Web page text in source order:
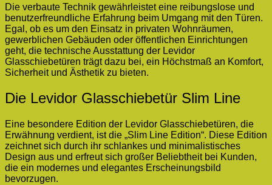
Die verbaute Technik gewährleistet eine reibungslose und
benutzerfreundliche Erfahrung beim Umgang mit den Türen.
Egal, ob es um den Einsatz in privaten Wohnräumen,
gewerblichen Gebäuden oder öffentlichen Einrichtungen
geht, die technische Ausstattung der Levidor
Glasschiebetüren trägt dazu bei, ein Höchstmaß an Komfort,
Sicherheit und Ästhetik zu bieten.
Die Levidor Glasschiebetür Slim Line
Eine besondere Edition der Levidor Glasschiebetüren, die
Erwähnung verdient, ist die „Slim Line Edition“. Diese Edition
zeichnet sich durch ihr schlankes und minimalistisches
Design aus und erfreut sich großer Beliebtheit bei Kunden,
die ein modernes und elegantes Erscheinungsbild
bevorzugen.